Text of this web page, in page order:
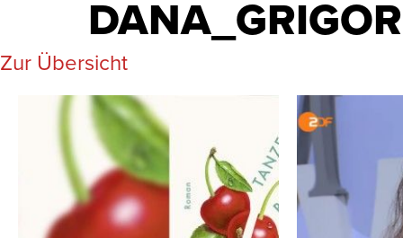
Zur Übersicht